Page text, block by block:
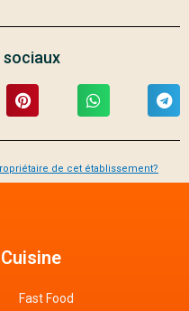
sociaux
de cet établissement?
Cuisine
Fast Food